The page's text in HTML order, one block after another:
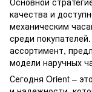
качества и
механическим
среди
ассортимент,
модели наручных
Сегодня Orient –